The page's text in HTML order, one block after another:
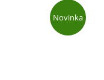
Novinka